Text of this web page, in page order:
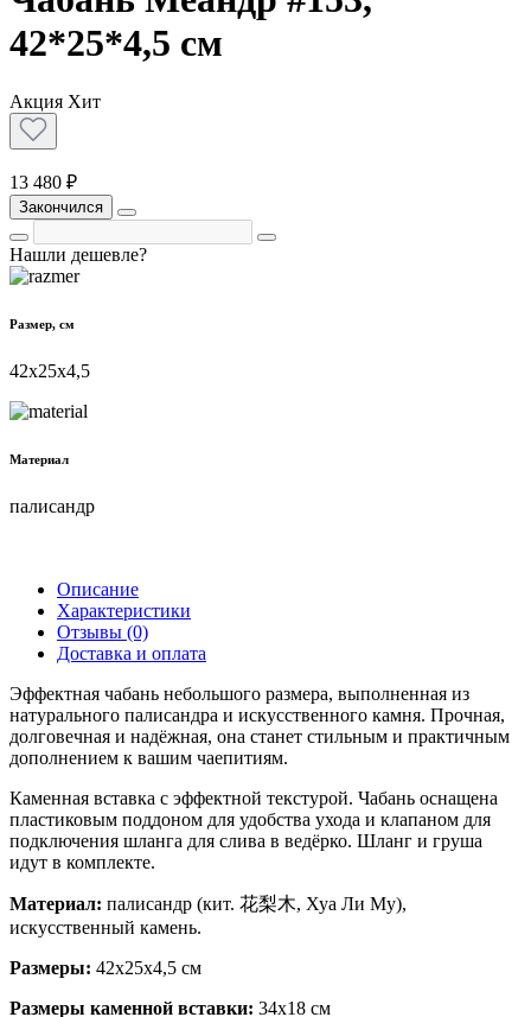
42*25*4,5 см
Акция Хит
13 480 ₽
Закончился
Нашли дешевле?
Размер, см
42х25х4,5
Материал
палисандр
Описание
Характеристики
Отзывы (0)
Доставка и оплата
Эффектная чабань небольшого размера, выполненная из
натурального палисандра и искусственного камня. Прочная,
долговечная и надёжная, она станет стильным и практичным
дополнением к вашим чаепитиям.
Каменная вставка с эффектной текстурой. Чабань оснащена
пластиковым поддоном для удобства ухода и клапаном для
подключения шланга для слива в ведёрко. Шланг и груша
идут в комплекте.
Материал: палисандр (кит. 花梨木, Хуа Ли Му),
искусственный камень.
Размеры: 42х25х4,5 см
Размеры каменной вставки: 34х18 см